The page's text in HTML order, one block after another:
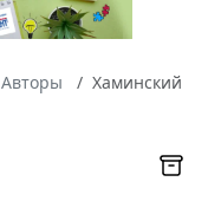
Авторы
Хаминский